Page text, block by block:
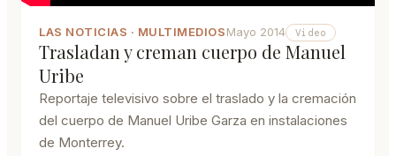
LAS NOTICIAS · MULTIMEDIOSMayo 2014 Video
Trasladan y creman cuerpo de Manuel
Uribe
Reportaje televisivo sobre el traslado y la cremación
del cuerpo de Manuel Uribe Garza en instalaciones
de Monterrey.